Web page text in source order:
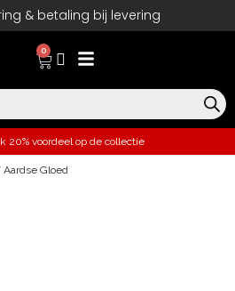
& betaling bij levering
0
20% voordeel op de collectie
Gloed